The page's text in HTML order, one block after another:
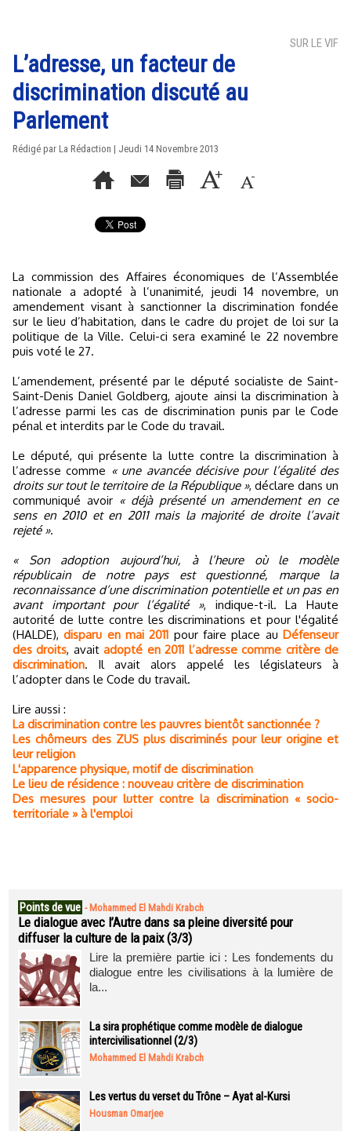
SUR LE VIF
L’adresse, un facteur de
discrimination discuté au
Parlement
Rédigé par La Rédaction | Jeudi 14 Novembre 2013
La commission des Affaires économiques de l’Assemblée
nationale a adopté à l’unanimité, jeudi 14 novembre, un
amendement visant à sanctionner la discrimination fondée
sur le lieu d’habitation, dans le cadre du projet de loi sur la
politique de la Ville. Celui-ci sera examiné le 22 novembre
puis voté le 27.
L’amendement, présenté par le député socialiste de Saint-
Saint-Denis Daniel Goldberg, ajoute ainsi la discrimination à
l’adresse parmi les cas de discrimination punis par le Code
pénal et interdits par le Code du travail.
Le député, qui présente la lutte contre la discrimination à
l’adresse comme « une avancée décisive pour l’égalité des
droits sur tout le territoire de la République », déclare dans un
communiqué avoir « déjà présenté un amendement en ce
sens en 2010 et en 2011 mais la majorité de droite l’avait
rejeté ».
« Son adoption aujourd’hui, à l’heure où le modèle
républicain de notre pays est questionné, marque la
reconnaissance d’une discrimination potentielle et un pas en
avant important pour l’égalité », indique-t-il. La Haute
autorité de lutte contre les discriminations et pour l'égalité
(HALDE),disparu en mai 2011 pour faire place auDéfenseur
des droits, avaitadopté en 2011 l’adresse comme critère de
discrimination. Il avait alors appelé les législateurs à
l’adopter dans le Code du travail.
Lire aussi :
La discrimination contre les pauvres bientôt sanctionnée ?
Les chômeurs des ZUS plus discriminés pour leur origine et
leur religion
L'apparence physique, motif de discrimination
Le lieu de résidence : nouveau critère de discrimination
Des mesures pour lutter contre la discrimination « socio-
territoriale » à l'emploi
Points de vue - Mohammed El Mahdi Krabch
Le dialogue avec l’Autre dans sa pleine diversité pour
diffuser la culture de la paix (3/3)
Lire la première partie ici : Les fondements du
dialogue entre les civilisations à la lumière de
la...
La sira prophétique comme modèle de dialogue
intercivilisationnel (2/3)
Mohammed El Mahdi Krabch
Les vertus du verset du Trône – Ayat al-Kursi
Housman Omarjee